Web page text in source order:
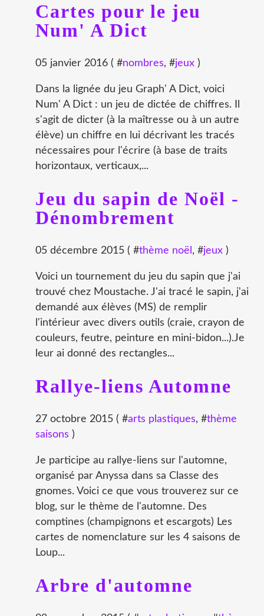
Cartes pour le jeu
Num' A Dict
05 janvier 2016 ( #nombres, #jeux )
Dans la lignée du jeu Graph' A Dict, voici
Num' A Dict : un jeu de dictée de chiffres. Il
s'agit de dicter (à la maîtresse ou à un autre
élève) un chiffre en lui décrivant les tracés
nécessaires pour l'écrire (à base de traits
horizontaux, verticaux,...
Jeu du sapin de Noël -
Dénombrement
05 décembre 2015 ( #thème noël , #jeux )
Voici un tournement du jeu du sapin que j'ai
trouvé chez Moustache. J'ai tracé le sapin, j'ai
demandé aux élèves (MS) de remplir
l'intérieur avec divers outils (craie, crayon de
couleurs, feutre, peinture en mini-bidon...).Je
leur ai donné des rectangles...
Rallye-liens Automne
27 octobre 2015 ( #arts plastiques, #thème
saisons )
Je participe au rallye-liens sur l'automne,
organisé par Anyssa dans sa Classe des
gnomes. Voici ce que vous trouverez sur ce
blog, sur le thème de l'automne. Des
comptines (champignons et escargots) Les
cartes de nomenclature sur les 4 saisons de
Loup...
Arbre d'automne